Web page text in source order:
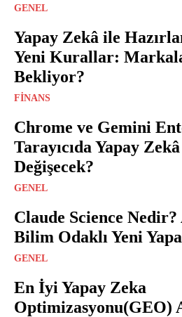
GENEL
Yapay Zekâ ile
Yeni Kurallar:
Bekliyor?
FINANS
Chrome ve Gemini
Tarayıcıda Yapay
Değişecek?
GENEL
Claude Science
Bilim Odaklı Yeni
GENEL
En İyi Yapay Zeka
Optimizasyonu(GEO)